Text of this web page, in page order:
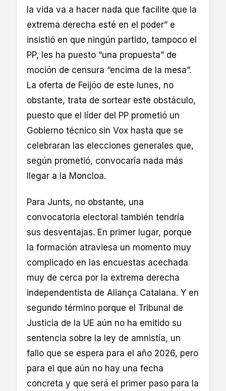
la vida va a hacer nada que facilite que la
extrema derecha esté en el poder” e
insistió en que ningún partido, tampoco el
PP, les ha puesto “una propuesta” de
moción de censura “encima de la mesa”.
La oferta de Feijóo de este lunes, no
obstante, trata de sortear este obstáculo,
puesto que el líder del PP prometió un
Gobierno técnico sin Vox hasta que se
celebraran las elecciones generales que,
según prometió, convocaría nada más
llegar a la Moncloa.
Para Junts, no obstante, una
convocatoria electoral también tendría
sus desventajas. En primer lugar, porque
la formación atraviesa un momento muy
complicado en las encuestas acechada
muy de cerca por la extrema derecha
independentista de Aliança Catalana. Y en
segundo término porque el Tribunal de
Justicia de la UE aún no ha emitido su
sentencia sobre la ley de amnistía, un
fallo que se espera para el año 2026, pero
para el que aún no hay una fecha
concreta y que será el primer paso para la